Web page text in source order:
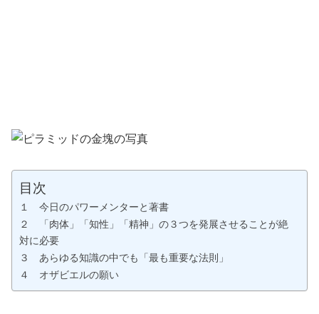
目次
１ 今日のパワーメンターと著書
２ 「肉体」「知性」「精神」の３つを発展させることが絶
対に必要
３ あらゆる知識の中でも「最も重要な法則」
４ オザビエルの願い